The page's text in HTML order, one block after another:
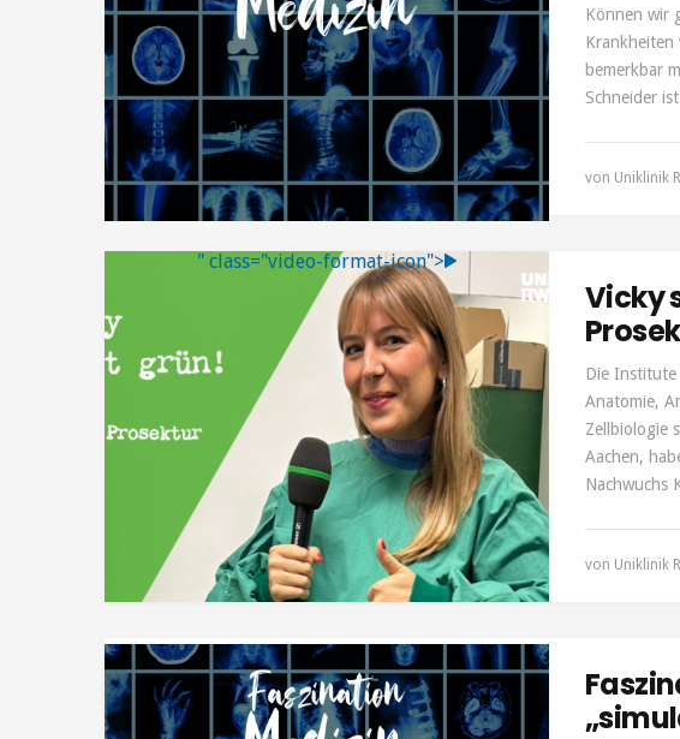
Können wir
Krankheiten
bemerkbar
Schneider ist
von Uniklinik
" class="video-format-icon">
Vicky
Die Institute
Anatomie,
Zellbiologie
Aachen,
Nachwuchs
von Uniklinik